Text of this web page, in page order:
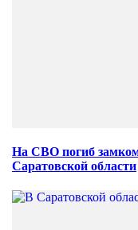
На СВО погиб
Саратовской области